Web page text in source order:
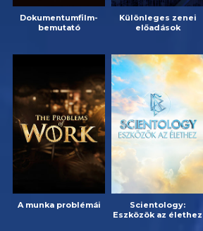
Dokumentumfilm-
bemutató
Különleges zenei
előadások
A munka problémái
Scientology:
Eszközök az élethez